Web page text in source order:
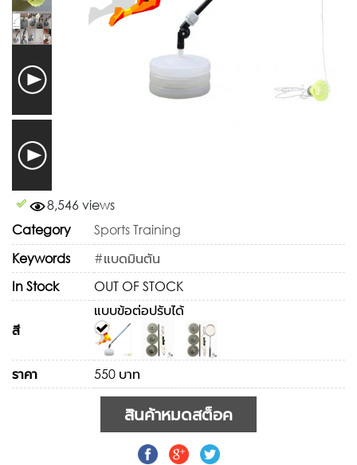
8,546 views
Category
Sports Training
Keywords
#แบดมินตัน
In Stock
OUT OF STOCK
สี
แบบข้อต่อปรับได้
ราคา 550 บาท